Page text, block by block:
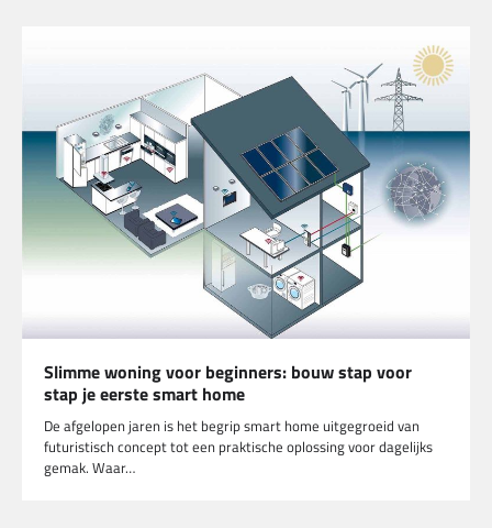
Slimme woning voor beginners: bouw stap voor
stap je eerste smart home
De afgelopen jaren is het begrip smart home uitgegroeid van
futuristisch concept tot een praktische oplossing voor dagelijks
gemak. Waar…